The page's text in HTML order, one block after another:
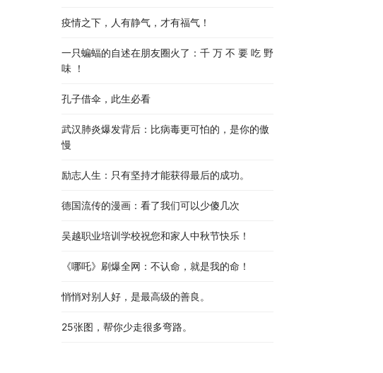
疫情之下，人有静气，才有福气！
一只蝙蝠的自述在朋友圈火了：千 万 不 要 吃 野
味 ！
孔子借伞，此生必看
武汉肺炎爆发背后：比病毒更可怕的，是你的傲
慢
励志人生：只有坚持才能获得最后的成功。
德国流传的漫画：看了我们可以少傻几次
吴越职业培训学校祝您和家人中秋节快乐​！​
《哪吒》刷爆全网：不认命，就是我的命！
悄悄对别人好，是最高级的善良。
25张图，帮你少走很多弯路。